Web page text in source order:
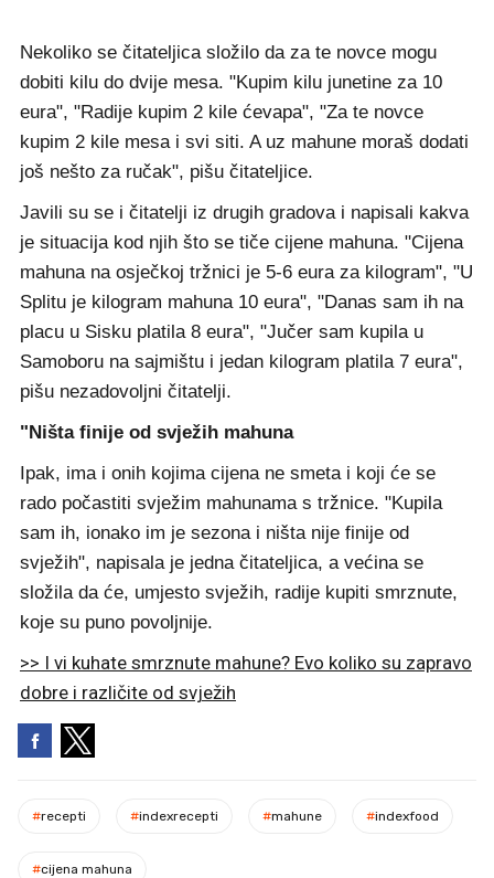
Nekoliko se čitateljica složilo da za te novce mogu
dobiti kilu do dvije mesa. "Kupim kilu junetine za 10
eura", "Radije kupim 2 kile ćevapa", "Za te novce
kupim 2 kile mesa i svi siti. A uz mahune moraš dodati
još nešto za ručak", pišu čitateljice.
Javili su se i čitatelji iz drugih gradova i napisali kakva
je situacija kod njih što se tiče cijene mahuna. "Cijena
mahuna na osječkoj tržnici je 5-6 eura za kilogram", "U
Splitu je kilogram mahuna 10 eura", "Danas sam ih na
placu u Sisku platila 8 eura", "Jučer sam kupila u
Samoboru na sajmištu i jedan kilogram platila 7 eura",
pišu nezadovoljni čitatelji.
"Ništa finije od svježih mahuna
Ipak, ima i onih kojima cijena ne smeta i koji će se
rado počastiti svježim mahunama s tržnice. "Kupila
sam ih, ionako im je sezona i ništa nije finije od
svježih", napisala je jedna čitateljica, a većina se
složila da će, umjesto svježih, radije kupiti smrznute,
koje su puno povoljnije.
>> I vi kuhate smrznute mahune? Evo koliko su zapravo
dobre i različite od svježih
#recepti #indexrecepti #mahune #indexfood
#cijena mahuna